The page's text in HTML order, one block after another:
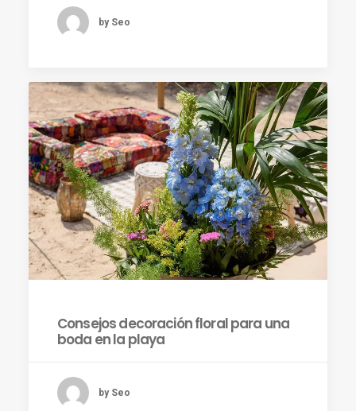
by Seo
Consejos decoración floral para una
boda en la playa
by Seo